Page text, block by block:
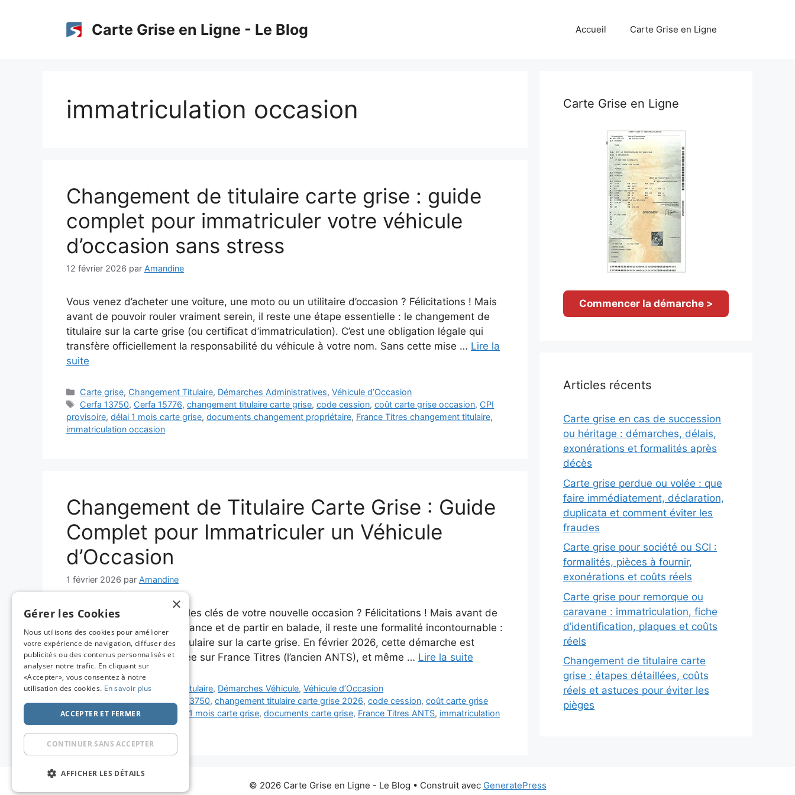
Carte Grise en Ligne - Le Blog Accueil Carte Grise en Ligne
immatriculation occasion
Changement de titulaire carte grise : guide
complet pour immatriculer votre véhicule
d’occasion sans stress
12 février 2026 par Amandine
Vous venez d’acheter une voiture, une moto ou un utilitaire d’occasion ? Félicitations ! Mais
avant de pouvoir rouler vraiment serein, il reste une étape essentielle : le changement de
titulaire sur la carte grise (ou certificat d’immatriculation). C’est une obligation légale qui
transfère officiellement la responsabilité du véhicule à votre nom. Sans cette mise … Lire la
suite
Catégories
Carte grise, Changement Titulaire, Démarches Administratives,Véhicule d’Occasion
Étiquettes
Cerfa 13750, Cerfa 15776,changement titulaire carte grise,code cession,coût carte grise occasion, CPI
provisoire, délai 1 mois carte grise, documents changement propriétaire, France Titres changement titulaire,
immatriculation occasion
Changement de Titulaire Carte Grise : Guide
Complet pour Immatriculer un Véhicule
d’Occasion
1 février 2026 par Amandine
Vous venez de récupérer les clés de votre nouvelle occasion ? Félicitations ! Mais avant de
coller votre vignette assurance et de partir en balade, il reste une formalité incontournable :
faire le changement de titulaire sur la carte grise. En février 2026, cette démarche est
entièrement dématérialisée sur France Titres (l’ancien ANTS), et même … Lire la suite
Catégories
Carte grise,Changement Titulaire, Démarches Véhicule,Véhicule d’Occasion
amende carte grise,Cerfa 13750,changement titulaire carte grise 2026,code cession,coût carte grise
occasion,CPI provisoire délai 1 mois carte grise, documents carte grise, France Titres ANTS, immatriculation
occasion
Carte Grise en Ligne
Commencer la démarche >
Articles récents
Carte grise en cas de succession
ou héritage : démarches, délais,
exonérations et formalités après
décès
Carte grise perdue ou volée : que
faire immédiatement, déclaration,
duplicata et comment éviter les
fraudes
Carte grise pour société ou SCI :
formalités, pièces à fournir,
exonérations et coûts réels
Carte grise pour remorque ou
caravane : immatriculation, fiche
d’identification, plaques et coûts
réels
Changement de titulaire carte
grise : étapes détaillées, coûts
réels et astuces pour éviter les
pièges
© 2026 Carte Grise en Ligne - Le Blog • Construit avec GeneratePress
×
Gérer les Cookies
Nous utilisons des cookies pour améliorer
votre expérience de navigation, diffuser des
publicités ou des contenus personnalisés et
analyser notre trafic. En cliquant sur
«Accepter», vous consentez à notre
utilisation des cookies. En savoir plus
ACCEPTER ET FERMER
CONTINUER SANS ACCEPTER
AFFICHER LES DÉTAILS